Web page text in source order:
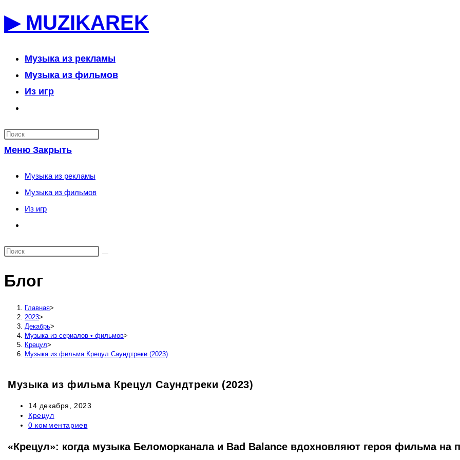
к▶ MUZIKAREK
Музыка из рекламы
Музыка из фильмов
Из игр
по
веб-
сайту
Меню Закрыть
Музыка из рекламы
Музыка из фильмов
Из игр
по
сайту
Блог
Главная>
2023>
Декабрь>
Музыка из сериалов • фильмов>
Крецул>
Музыка из фильма Крецул Саундтреки (2023)
Музыка из фильма Крецул Саундтреки (2023)
Запись
опубликована:
14 декабря, 2023
Рубрика
записи:
Крецул
Комментарии
записи:
0 комментариев
«Крецул»: когда музыка Беломорканала и Bad Balance вдохновляют героя фильма на